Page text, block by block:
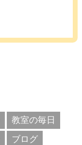
教室の毎日
ブログ